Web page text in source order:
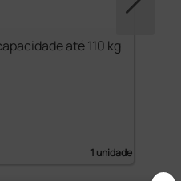
até 110 kg
1 unidade